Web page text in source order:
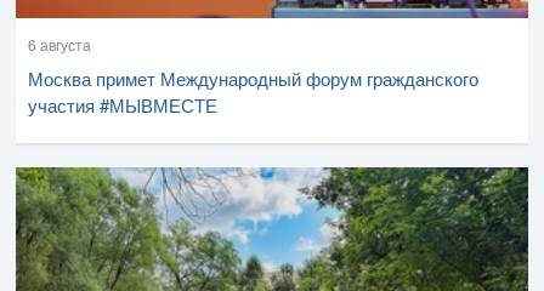
6 августа
Москва примет Международный форум гражданского
участия #МЫВМЕСТЕ